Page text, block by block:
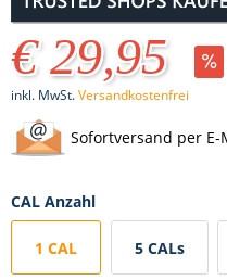
€ 29,95
inkl. MwSt.Versandkostenfrei
Sofortversand per E-
CAL Anzahl
1 CAL 5 CALs